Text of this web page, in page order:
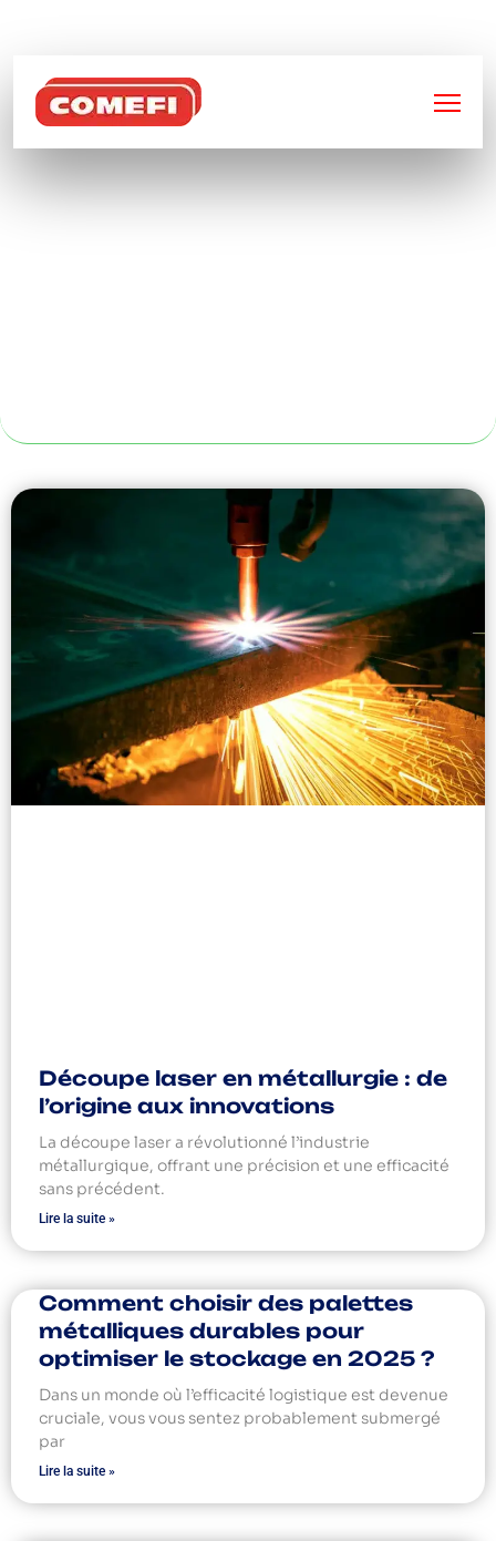
FABRICATION
Découpe laser en métallurgie : de
l’origine aux innovations
La découpe laser a révolutionné l’industrie
métallurgique, offrant une précision et une efficacité
sans précédent.
Lire la suite »
Comment choisir des palettes
métalliques durables pour
optimiser le stockage en 2025 ?
Dans un monde où l’efficacité logistique est devenue
cruciale, vous vous sentez probablement submergé
par
Lire la suite »